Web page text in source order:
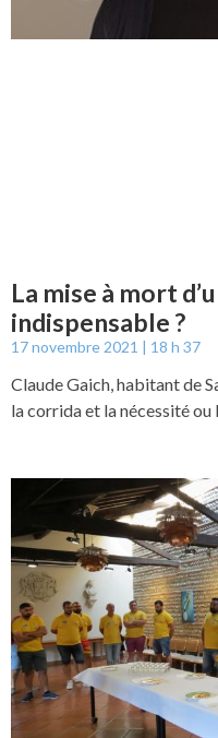
La mise à mort
indispensable ?
17 novembre 2021 18 h 37
Claude Gaich, habitant de
la corrida et la nécessité